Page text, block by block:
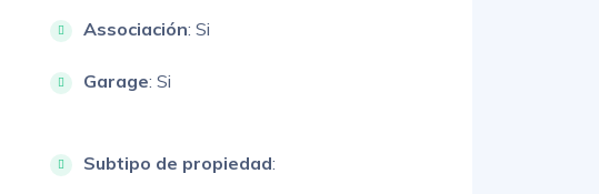
Associación: Si
Garage: Si
Subtipo de propiedad: